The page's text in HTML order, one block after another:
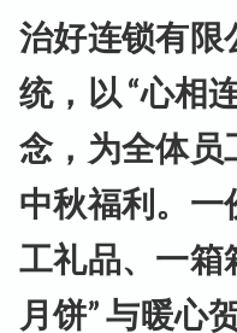
治好连锁有限
统，以 “心相
念，为全体员
中秋福利。一
工礼品、一箱
月饼” 与暖心